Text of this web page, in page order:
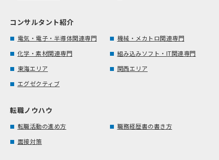
コンサルタント紹介
電気・電子・半導体関連専門
機械・メカトロ関連専門
化学・素材関連専門
組み込みソフト・IT関連専門
東海エリア
関西エリア
エグゼクティブ
転職ノウハウ
転職活動の進め方
職務経歴書の書き方
面接対策